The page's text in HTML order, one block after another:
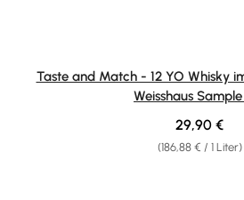
Taste and Match - 12 YO Whisky
Weisshaus
(186,88 € / 1 Liter)
Regulärer
29,90 €